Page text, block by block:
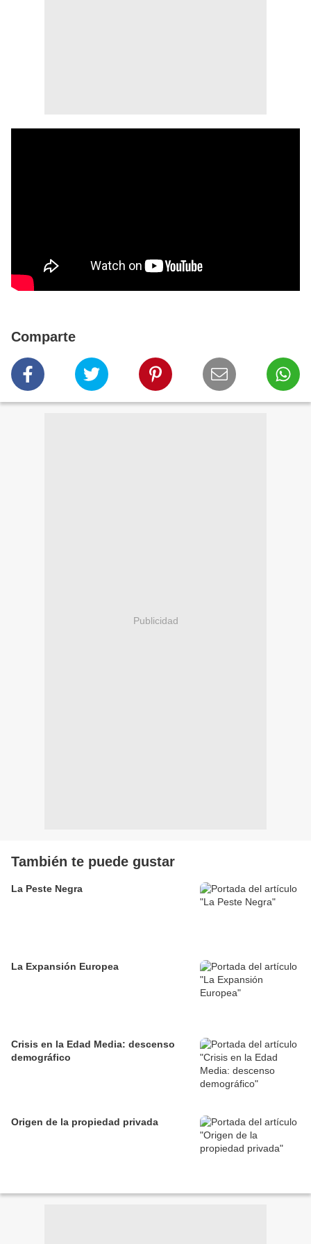
Comparte
Publicidad
También te puede gustar
La Peste Negra
La Expansión Europea
Crisis en la Edad Media: descenso
demográfico
Origen de la propiedad privada